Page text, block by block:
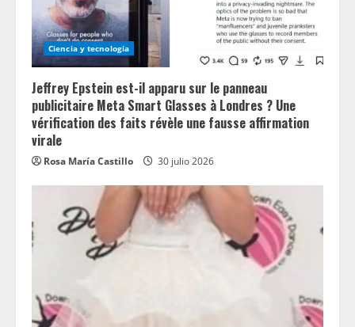
Ciencia y tecnologia
Jeffrey Epstein est-il apparu sur le panneau
publicitaire Meta Smart Glasses à Londres ? Une
vérification des faits révèle une fausse affirmation
virale
Rosa María Castillo 30 julio 2026